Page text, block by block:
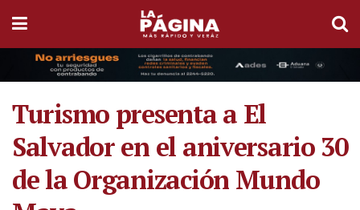
Turismo presenta a El
Salvador en el aniversario 30
de la Organización Mundo